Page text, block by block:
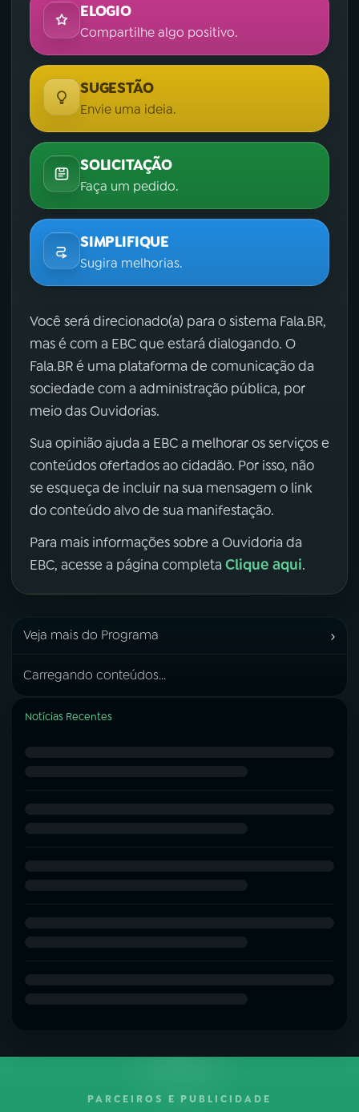
ELOGIO
Compartilhe algo positivo.
SUGESTÃO
Envie uma ideia.
SOLICITAÇÃO
Faça um pedido.
SIMPLIFIQUE
Sugira melhorias.
Você será direcionado(a) para o sistema Fala.BR,
mas é com a EBC que estará dialogando. O
Fala.BR é uma plataforma de comunicação da
sociedade com a administração pública, por
meio das Ouvidorias.
Sua opinião ajuda a EBC a melhorar os serviços e
conteúdos ofertados ao cidadão. Por isso, não
se esqueça de incluir na sua mensagem o link
do conteúdo alvo de sua manifestação.
Para mais informações sobre a Ouvidoria da
EBC, acesse a página completa Clique aqui.
Veja mais do Programa ›
Carregando conteúdos...
Notícias Recentes
PARCEIROS E PUBLICIDADE